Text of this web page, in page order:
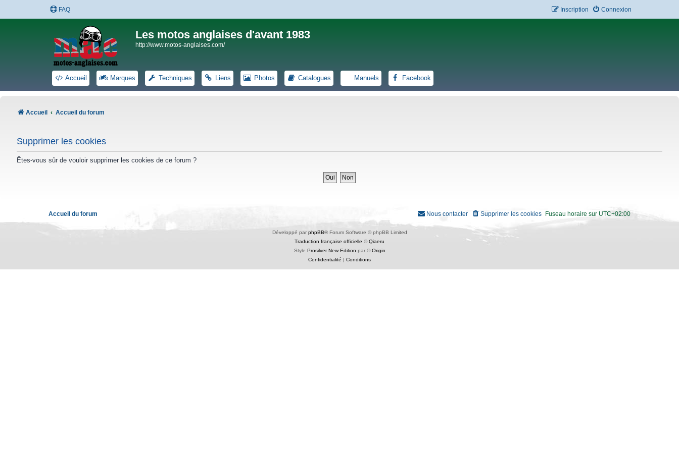
FAQ Connexion
Inscription
Les motos anglaises d'avant 1983
http://www.motos-anglaises.com/
Accueil Marques Techniques Liens Photos Catalogues Manuels Facebook
Accueil Accueil du forum
Supprimer les cookies
Êtes-vous sûr de vouloir supprimer les cookies de ce forum ?
Accueil du forum Fuseau horaire sur UTC+02:00
Supprimer les cookies
Nous contacter
Développé par phpBB® Forum Software © phpBB Limited
Traduction française officielle ©Qiaeru
Style Prosilver New Edition par ©Origin
Confidentialité | Conditions